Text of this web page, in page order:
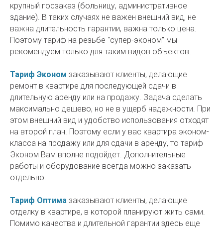
крупный госзаказ (больницу, административное
здание). В таких случаях не важен внешний вид, не
важна длительность гарантии, важна только цена.
Поэтому тариф на резьбе "супер-эконом" мы
рекомендуем только для таким видов объектов.
Тариф Эконом заказывают клиенты, делающие
ремонт в квартире для последующей сдачи в
длительную аренду или на продажу. Задача сделать
максимально дешево, но не в ущерб надежности. При
этом внешний вид и удобство использования отходят
на второй план. Поэтому если у вас квартира эконом-
класса на продажу или для сдачи в аренду, то тариф
Эконом Вам вполне подойдет. Дополнительные
работы и оборудование всегда можно заказать
отдельно.
Тариф Оптима заказывают клиенты, делающие
отделку в квартире, в которой планируют жить сами.
Помимо качества и длительной гарантии здесь еще